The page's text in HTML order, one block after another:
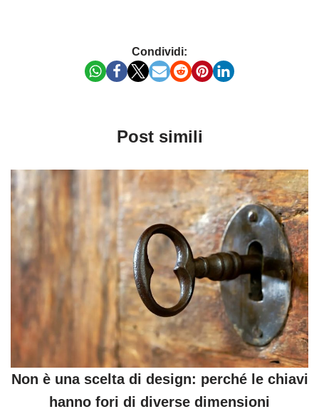
Condividi:
Post simili
Non è una scelta di design: perché le chiavi
hanno fori di diverse dimensioni